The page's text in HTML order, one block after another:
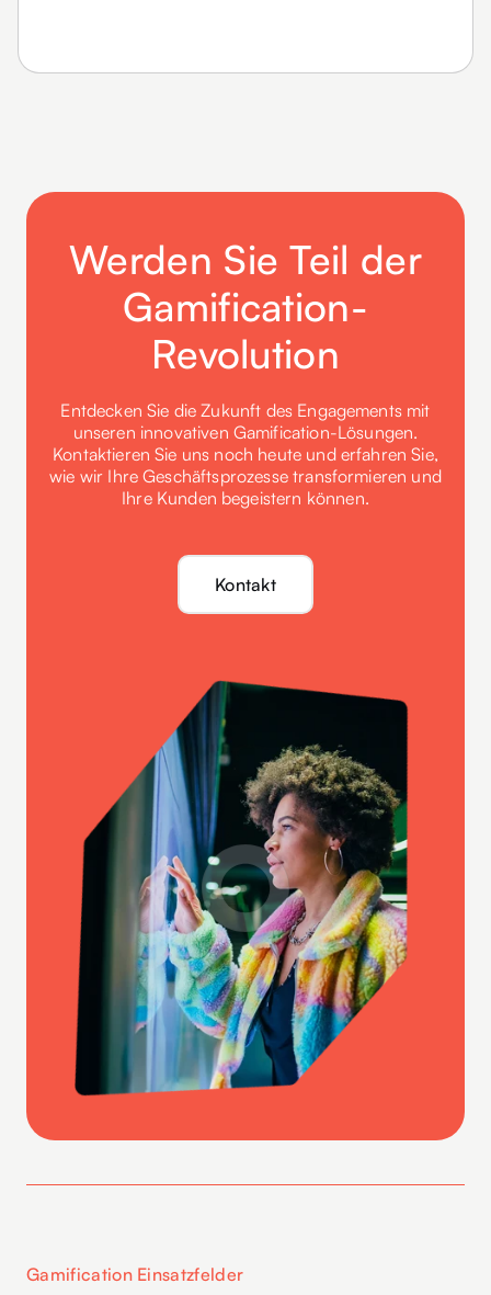
Werden Sie Teil der
Gamification-
Revolution
Entdecken Sie die Zukunft des Engagements mit
unseren innovativen Gamification-Lösungen.
Kontaktieren Sie uns noch heute und erfahren Sie,
wie wir Ihre Geschäftsprozesse transformieren und
Ihre Kunden begeistern können.
Kontakt
Gamification Einsatzfelder